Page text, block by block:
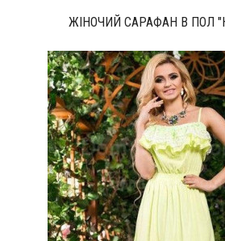
ЖІНОЧИЙ САРАФАН В ПОЛ